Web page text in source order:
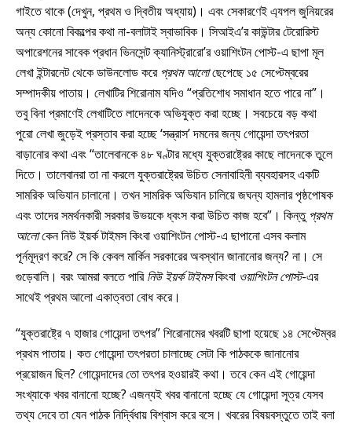
গাইতে থাকে (দেখুন, প্রথম ও দ্বিতীয় অধ্যায়)। এবং সেকারণেই এ্যপল জুনিয়রের
অন্য কোনো বিকল্পের কথা না-বলাটাই স্বাভাবিক। সিআইএ’র কাউন্টার টেরোরিস্ট
অপারেশনের সাবেক প্রধান ভিনসেন্ট ক্যানিস্ট্রারো’র ওয়াশিংটন পোস্ট-এ ছাপা মূল
লেখা ইন্টারনেট থেকে ডাউনলোড করে প্রথম আলোছেপেছে ১৫ সেপ্টেম্বরের
সম্পাদকীয় পাতায়। লেখাটির শিরোনাম যদিও “প্রতিশোধ সমাধান হতে পারে না”।
তবু বিনা প্রমাণেই লেখাটিতে লাদেনকে অভিযুক্ত করা হচ্ছে। সবচেয়ে বড় কথা
পুরো লেখা জুড়েই প্রস্তাব করা হচ্ছে ‘সন্ত্রাস’ দমনের জন্য গোয়েন্দা তৎপরতা
বাড়ানোর কথা এবং “তালেবানকে ৪৮ ঘণ্টার মধ্যে যুক্তরাষ্ট্রের কাছে লাদেনকে তুলে
দিতে। তালেবানরা তা না করলে যুক্তরাষ্ট্রের উচিত সেনাবাহিনী ব্যবহারসহ একটি
সামরিক অভিযান চালানো। তখন সামরিক অভিযান চালিয়ে জঘন্য হামলার পৃষ্ঠপোষক
এবং তাদের সমর্থনকারী সরকার উভয়কে ধ্বংস করা উচিত কাজ হবে”। কিন্তু প্রথম
আলোকেন নিউ ইয়র্ক টাইমস কিংবা ওয়াশিংটন পোস্ট-এ ছাপানো এসব কলাম
পূর্নমূদ্রণ করে? সে কি কেবল মার্কিন সরকারের অবস্থান জানানোর জন্য? না। সে
গুড়েবালি। বরং আমরা বলতে পারিনিউ ইয়র্ক টাইমসকিংবা ওয়াশিংটন পোস্ট-এর
সাথেই প্রথম আলো একাত্বতা বোধ করে।
“যুক্তরাষ্ট্রে ৭ হাজার গোয়েন্দা তৎপর” শিরোনামের খবরটি ছাপা হয়েছে ১৪ সেপ্টেম্বর
প্রথম পাতায়। কত গোয়েন্দা তৎপরতা চালাচ্ছে সেটা কি পাঠককে জানানোর
প্রয়োজন ছিল? গোয়েন্দাদের তো তৎপর হওয়ারই কথা। তবে কেন এই গোয়েন্দা
সংখ্যাকে খবর বানানো হচ্ছে? এজন্যই খবর বানানো হচ্ছে যে গোয়েন্দা সূত্র যেসব
তথ্য দেবে তা যেন পাঠক নির্দ্বিধায় বিশ্বাস করে বসে। খবরের বিষয়বস্তুতে তাই বলা